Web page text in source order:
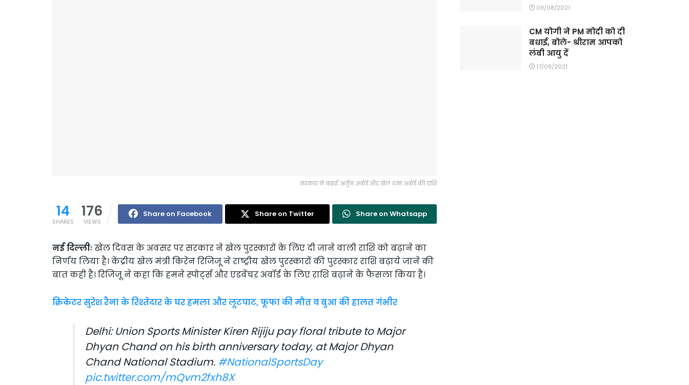
सरकार ने बढ़ाई अर्जुन अवॉर्ड और खेल रत्न अवॉर्ड की राशि
14
SHARES
176
VIEWS
Share on Facebook Share on Twitter Share on Whatsapp
नई दिल्लीः खेल दिवस के अवसर पर सरकार ने खेल पुरस्कारों के लिए दी जाने वाली राशि को बढ़ाने का
निर्णय लिया है। केंद्रीय खेल मंत्री किरेन रिजिजू ने राष्ट्रीय खेल पुरस्कारों की पुरस्कार राशि बढ़ाये जाने की
बात कही है। रिजिजू ने कहा कि हमने स्पोर्ट्स और एडवेंचर अवॉर्ड के लिए राशि बढ़ाने के फैसला किया है।
क्रिकेटर सुरेश रैना के रिश्तेदार के घर हमला और लूटपाट, फूफा की मौत व बुआ की हालत गंभीर
Delhi: Union Sports Minister Kiren Rijiju pay floral tribute to Major
Dhyan Chand on his birth anniversary today, at Major Dhyan
Chand National Stadium. #NationalSportsDay
pic.twitter.com/mQvm2fxh8X
09/08/2021
CM योगी ने PM मोदी को दी
बधाई, बोले- श्रीराम आपको
लंबी आयु दें
17/09/2021